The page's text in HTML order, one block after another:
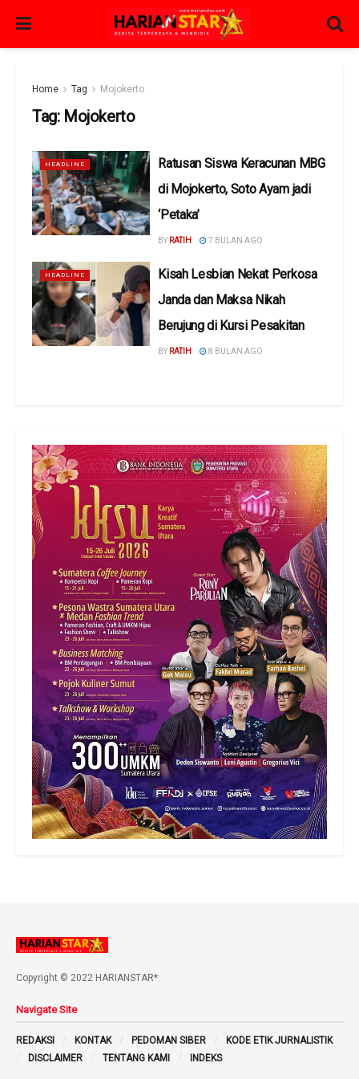
Home Tag Mojokerto
Tag: Mojokerto
HEADLINE
Ratusan Siswa Keracunan MBG
di Mojokerto, Soto Ayam jadi
‘Petaka’
BY RATIH 7 BULAN AGO
HEADLINE
Kisah Lesbian Nekat Perkosa
Janda dan Maksa Nikah
Berujung di Kursi Pesakitan
BY RATIH 8 BULAN AGO
Copyright © 2022 HARIANSTAR*
Navigate Site
REDAKSI KONTAK PEDOMAN SIBER
KODE ETIK JURNALISTIK
DISCLAIMER
TENTANG KAMI INDEKS